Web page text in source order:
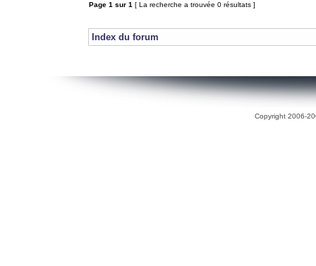
Page 1 sur 1 [ La recherche a trouvée 0 résultats ]
Index du forum
Copyright 2006-